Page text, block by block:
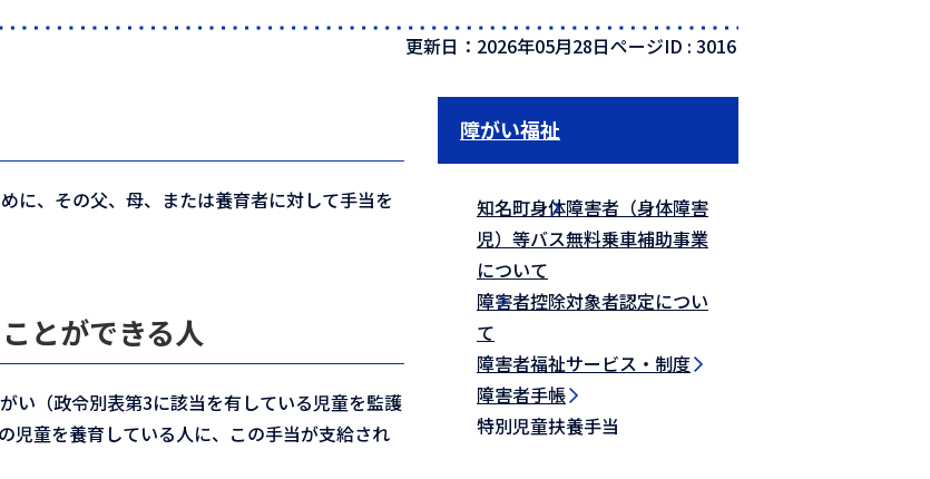
更新日：2026年05月28日ページID : 3016
に、その父、母、または養育者に対して手当を
とができる人
い（政令別表第3に該当を有している児童を監護
児童を養育している人に、この手当が支給され
障がい福祉
知名町身体障害者（身体障害
児）等バス無料乗車補助事業
について
障害者控除対象者認定につい
て
障害者福祉サービス・制度
障害者手帳
特別児童扶養手当